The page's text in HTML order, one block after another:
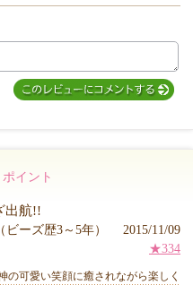
イント
出航!!
ビーズ歴3～5年） 2015/11/09
★334
の可愛い笑顔に癒されながら楽しく